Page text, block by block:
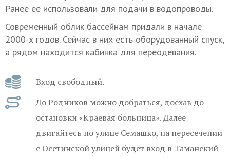
Ранее ее использовали для подачи в водопроводы.
Современный облик бассейнам придали в начале
2000-х годов. Сейчас в них есть оборудованный спуск,
а рядом находится кабинка для переодевания.
Вход свободный.
До Родников можно добраться, доехав до
остановки «Краевая больница». Далее
двигайтесь по улице Семашко, на пересечении
с Осетинской улицей будет вход в Таманский